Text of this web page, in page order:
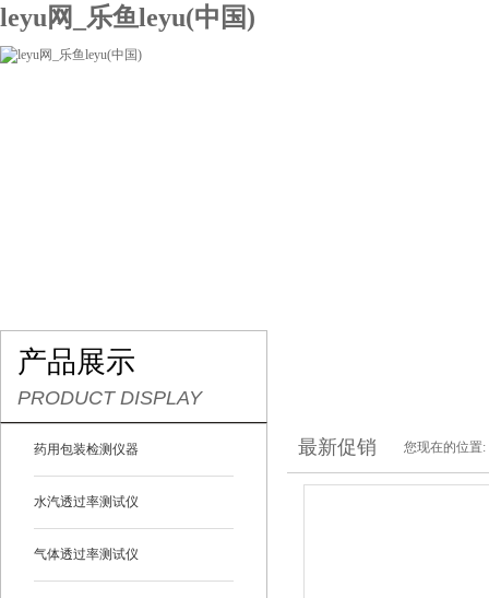
leyu网_乐鱼leyu(中国)
产品展示
PRODUCT DISPLAY
药用包装检测仪器
水汽透过率测试仪
气体透过率测试仪
最新促销 您现在的位置: